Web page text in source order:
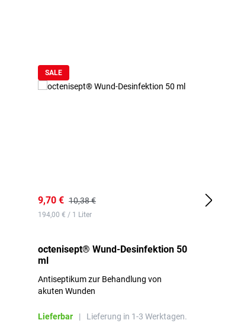
SALE
9,70 € 10,38 €
194,00 € / 1 Liter
octenisept® Wund-Desinfektion 50
ml
Antiseptikum zur Behandlung von
akuten Wunden
Lieferbar | Lieferung in 1-3 Werktagen.